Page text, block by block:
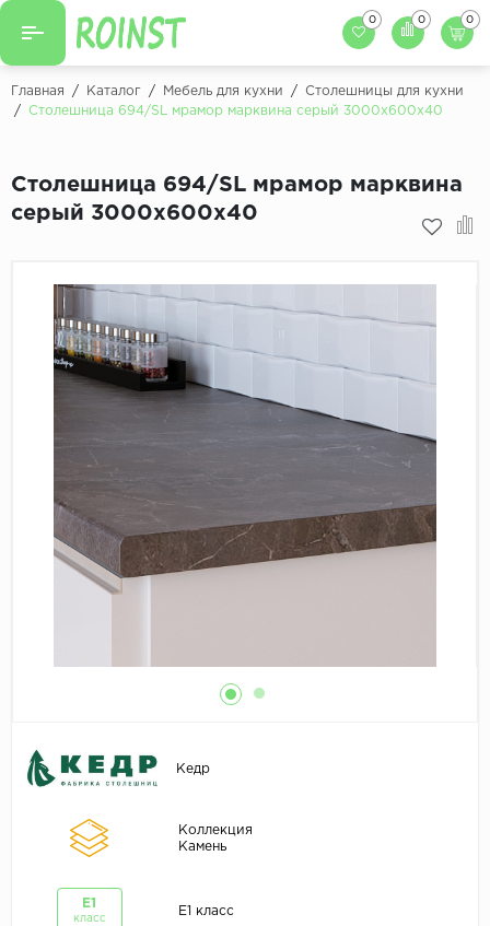
Назад Назад
Столешницы для
Кухонный фартук
Декоры фасадов
Декоры кухонных фартуков
Декоры ЛДСП для мебели
Декоры обоев под мебель
0 0 0
Главная / Каталог / Мебель для кухни /
Столешницы для кухни
/
Столешница 694/SL мрамор марквина серый 3000х600х40
Столешница 694/SL мрамор марквина
серый 3000х600х40
Кедр
Коллекция
Камень
E1
класс
E1 класс